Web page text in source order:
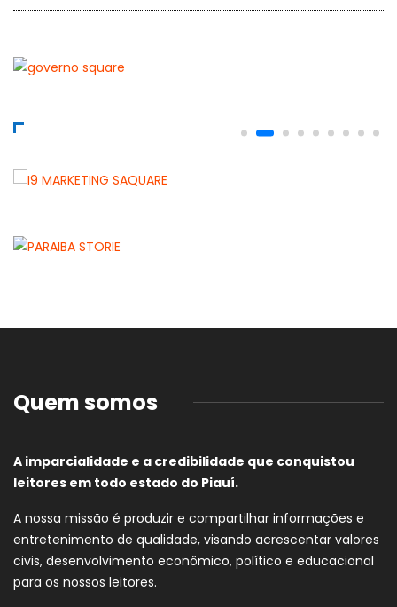
Quem somos
A imparcialidade e a credibilidade que conquistou
leitores em todo estado do Piauí.
A nossa missão é produzir e compartilhar informações e
entretenimento de qualidade, visando acrescentar valores
civis, desenvolvimento econômico, político e educacional
para os nossos leitores.